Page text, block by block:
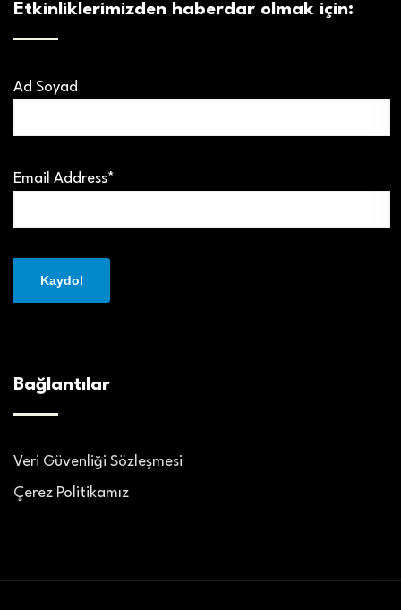
Etkinliklerimizden haberdar olmak için:
Ad Soyad
Email Address*
Bağlantılar
Veri Güvenliği Sözleşmesi
Çerez Politikamız